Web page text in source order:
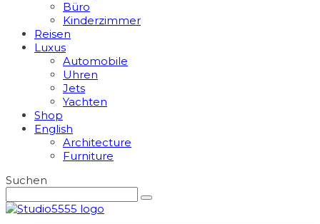
Büro
Kinderzimmer
Reisen
Luxus
Automobile
Uhren
Jets
Yachten
Shop
English
Architecture
Furniture
Suchen